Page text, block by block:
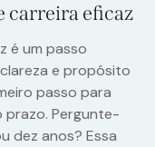
carreira eficaz
é um passo
e propósito
passo para
prazo. Pergunte-
dez anos? Essa